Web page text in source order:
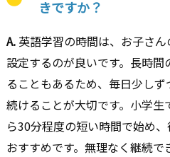
きですか？
A. 英語学習の時間は、お子さ
設定するのが良いです。長時
ることもあるため、毎日少し
続けることが大切です。小学
ら30分程度の短い時間で始め
おすすめです。無理なく継続